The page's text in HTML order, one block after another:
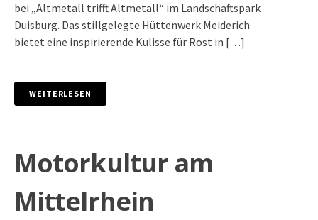
bei „Altmetall trifft Altmetall“ im Landschaftspark
Duisburg. Das stillgelegte Hüttenwerk Meiderich
bietet eine inspirierende Kulisse für Rost in […]
WEITERLESEN
Motorkultur am
Mittelrhein